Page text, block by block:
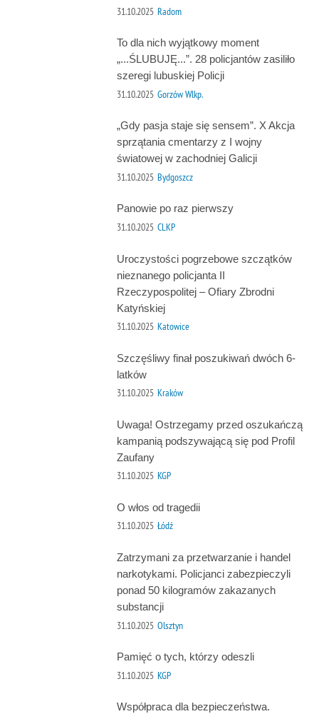
31.10.2025 Radom
To dla nich wyjątkowy moment
„...ŚLUBUJĘ...”. 28 policjantów zasiliło
szeregi lubuskiej Policji
31.10.2025 Gorzów Wlkp.
„Gdy pasja staje się sensem”. X Akcja
sprzątania cmentarzy z I wojny
światowej w zachodniej Galicji
31.10.2025 Bydgoszcz
Panowie po raz pierwszy
31.10.2025 CLKP
Uroczystości pogrzebowe szczątków
nieznanego policjanta II
Rzeczypospolitej – Ofiary Zbrodni
Katyńskiej
31.10.2025 Katowice
Szczęśliwy finał poszukiwań dwóch 6-
latków
31.10.2025 Kraków
Uwaga! Ostrzegamy przed oszukańczą
kampanią podszywającą się pod Profil
Zaufany
31.10.2025 KGP
O włos od tragedii
31.10.2025 Łódź
Zatrzymani za przetwarzanie i handel
narkotykami. Policjanci zabezpieczyli
ponad 50 kilogramów zakazanych
substancji
31.10.2025 Olsztyn
Pamięć o tych, którzy odeszli
31.10.2025 KGP
Współpraca dla bezpieczeństwa.